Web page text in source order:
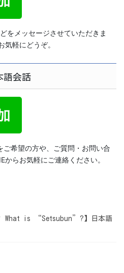
をメッセージさせていただきま
軽にどうぞ。
語会話
希望の方や、ご質問・お問い合
らお気軽にご連絡ください。
What is “Setsubun”?】日本語